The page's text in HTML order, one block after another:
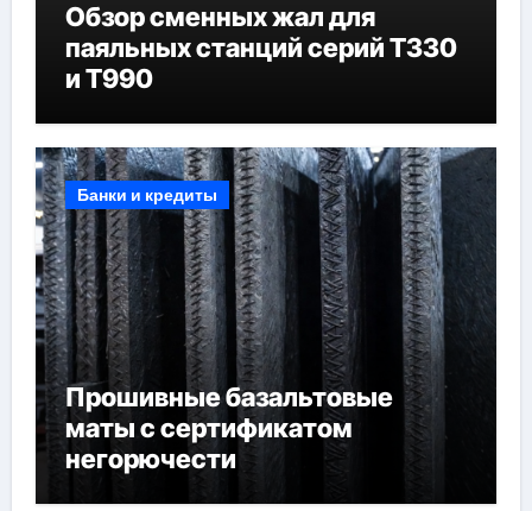
Обзор сменных жал для
паяльных станций серий T330
и T990
Банки и кредиты
Прошивные базальтовые
маты с сертификатом
негорючести